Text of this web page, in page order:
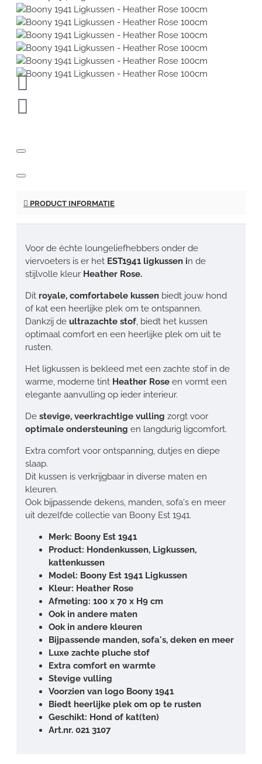
PRODUCT INFORMATIE
Voor de échte loungeliefhebbers onder de
viervoeters is er het EST1941 ligkussen in de
stijlvolle kleur Heather Rose.
Dit royale, comfortabele kussen biedt jouw hond
of kat een heerlijke plek om te ontspannen.
Dankzij de ultrazachte stof, biedt het kussen
optimaal comfort en een heerlijke plek om uit te
rusten.
Het ligkussen is bekleed met een zachte stof in de
warme, moderne tint Heather Rose en vormt een
elegante aanvulling op ieder interieur.
De stevige, veerkrachtige vulling zorgt voor
optimale ondersteuning en langdurig ligcomfort.
Extra comfort voor ontspanning, dutjes en diepe
slaap.
Dit kussen is verkrijgbaar in diverse maten en
kleuren.
Ook bijpassende dekens, manden, sofa's en meer
uit dezelfde collectie van Boony Est 1941.
Merk: Boony Est 1941
Product: Hondenkussen, Ligkussen,
kattenkussen
Model: Boony Est 1941 Ligkussen
Kleur: Heather Rose
Afmeting: 100 x 70 x H9 cm
Ook in andere maten
Ook in andere kleuren
Bijpassende manden, sofa's, deken en meer
Luxe zachte pluche stof
Extra comfort en warmte
Stevige vulling
Voorzien van logo Boony 1941
Biedt heerlijke plek om op te rusten
Geschikt: Hond of kat(ten)
Art.nr. 021 3107